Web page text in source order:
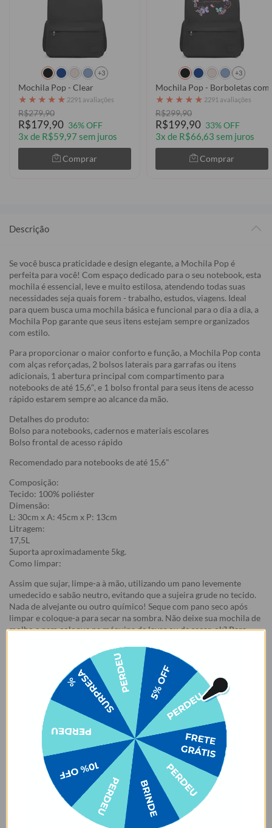
+3
Mochila Pop - Clear
★ ★ ★ ★ ★ 2291 avaliações
R$279,90
R$179,90 36% OFF
3x de R$59,97 sem juros
Comprar
+3
Mochila Pop - Borboletas com
★ ★ ★ ★ ★ 2291 avaliações
R$299,90
R$199,90 33% OFF
3x de R$66,63 sem juros
Comprar
Descrição
Se você busca praticidade e design elegante, a Mochila Pop é
perfeita para você! Com espaço dedicado para o seu notebook, esta
mochila é essencial, leve e muito estilosa, atendendo todas suas
necessidades seja quais forem - trabalho, estudos, viagens. Ideal
para quem busca uma mochila básica e funcional para o dia a dia, a
Mochila Pop garante que seus itens estejam sempre organizados
com estilo.
Para proporcionar o maior conforto e função, a Mochila Pop conta
com alças reforçadas, 2 bolsos laterais para garrafas ou itens
adicionais, 1 abertura principal com compartimento para
notebooks de até 15,6”, e 1 bolso frontal para seus itens de acesso
rápido estarem sempre ao alcance da mão.
Detalhes do produto:
Bolso para notebooks, cadernos e materiais escolares
Bolso frontal de acesso rápido
Recomendado para notebooks de até 15,6"
Composição:
Tecido: 100% poliéster
Dimensão:
L: 30cm x A: 45cm x P: 13cm
Litragem:
17,5L
Suporta aproximadamente 5kg.
Como limpar:
Assim que sujar, limpe-a à mão, utilizando um pano levemente
umedecido e sabão neutro, evitando que a sujeira grude no tecido.
Nada de alvejante ou outro químico! Seque com pano seco após
limpar e coloque-a para secar na sombra. Não deixe sua mochila de
molho e nem coloque na máquina de lavar ou de secar, ok? Para
instruções corretas para lavagem.
✨ Cuidados com produtos em cores claras ✨
Nossas bolsas e bolsas térmicas em tons claros 👜🤍 merecem um
cuidado especial no dia a dia! Evite o contato ou atrito com tecidos
que soltam tinta, como calças jeans 👖 ou roupas escuras 🖤. Isso
pode causar manchas permanentes devido à migração de cor. ⚠️
Manchas desse tipo são consideradas mau uso e não estão cobertas
pela garantia.
E não para por ai:a variante de cor off white traz um toque
especial com um leve tom de rosa. 🌸🥰✨